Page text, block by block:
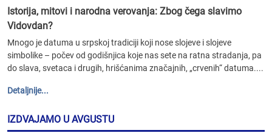
Istorija, mitovi i narodna verovanja: Zbog čega slavimo
Vidovdan?
Mnogo je datuma u srpskoj tradiciji koji nose slojeve i slojeve
simbolike – počev od godišnjica koje nas sete na ratna stradanja, pa
do slava, svetaca i drugih, hrišćanima značajnih, „crvenih“ datuma....
Detaljnije...
IZDVAJAMO U AVGUSTU